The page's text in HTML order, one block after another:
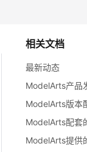
相关文档
最新动态
ModelArts产品
ModelArts版本
ModelArts配套
ModelArts提供